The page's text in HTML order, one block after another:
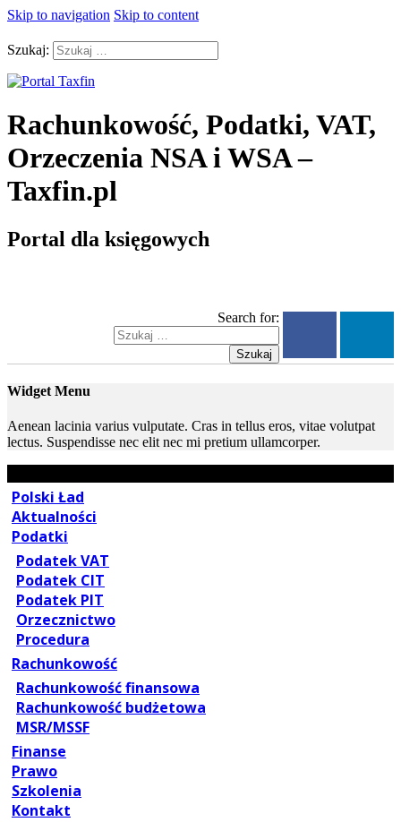
Skip to navigation Skip to content
Szukaj:
Rachunkowość, Podatki, VAT,
Orzeczenia NSA i WSA –
Taxfin.pl
Portal dla księgowych
Search for:
Szukaj
Widget Menu
Aenean lacinia varius vulputate. Cras in tellus eros, vitae volutpat
lectus. Suspendisse nec elit nec mi pretium ullamcorper.
Polski Ład
Aktualności
Podatki
Podatek VAT
Podatek CIT
Podatek PIT
Orzecznictwo
Procedura
Rachunkowość
Rachunkowość finansowa
Rachunkowość budżetowa
MSR/MSSF
Finanse
Prawo
Szkolenia
Kontakt